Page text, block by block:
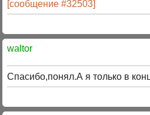
[сообщение #32503]
waltor
Спасибо,понял.А я только в